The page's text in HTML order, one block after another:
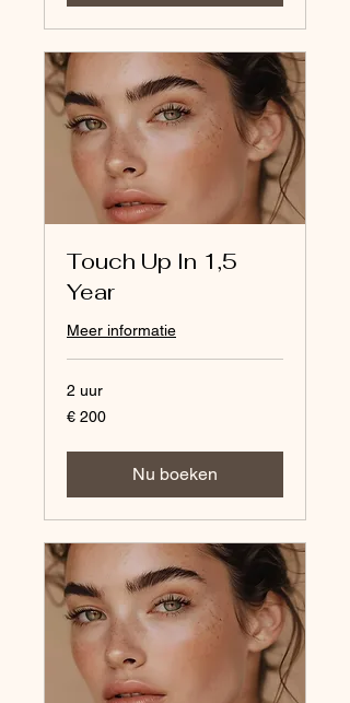
Touch Up In 1,5
Year
Meer informatie
2 uur
200
euro
€ 200
Nu boeken